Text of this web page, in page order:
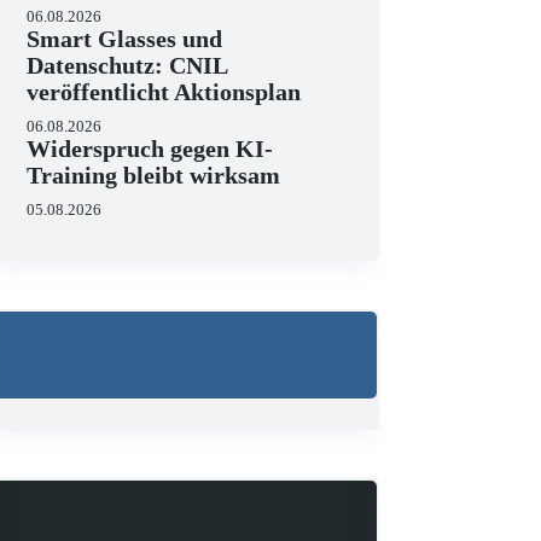
06.08.2026
Smart Glasses und
Datenschutz: CNIL
veröffentlicht Aktionsplan
06.08.2026
Widerspruch gegen KI-
Training bleibt wirksam
05.08.2026